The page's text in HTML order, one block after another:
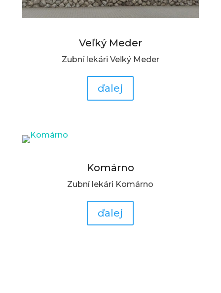
Veľký Meder
Zubní lekári Veľký Meder
ďalej
Komárno
Zubní lekári Komárno
ďalej